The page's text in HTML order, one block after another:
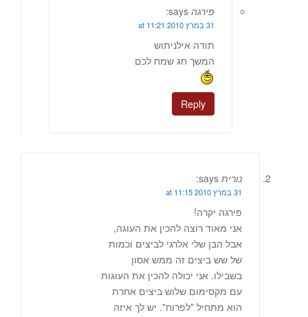
פירגה says:
31 במרץ 2010 at 11:21
תודה אילניתוש
המשך חג שמח לכם
Reply
נורית says:
31 במרץ 2010 at 11:15
פירגה יקרה!
אני מאוד רוצה להכין את העוגה,
אבל הבן שלי אלרגי לביצים וכמות
של שש ביצים זה ממש אסון
בשבילו. אני יכולה להכין את העוגות
עם מקסימום שלוש ביצים אחרת
הוא מתחיל "לפרוח". יש לך איזה